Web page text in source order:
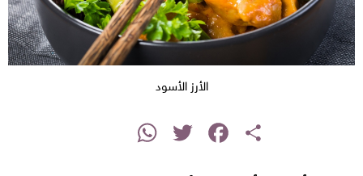
الأرز الأسود
Share
Facebook
Twitter
WhatsApp